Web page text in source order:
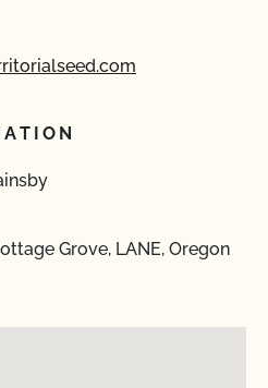
Grove, LANE, Oregon